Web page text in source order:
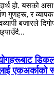
हो, यसको
गुणहरू, र
बजारले
एकअर्काको